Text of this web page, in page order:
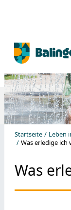
Startseite Leben
Was erledige ich
Was